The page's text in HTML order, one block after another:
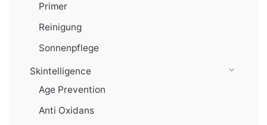
Primer
Reinigung
Sonnenpflege
Skintelligence
Age Prevention
Anti Oxidans